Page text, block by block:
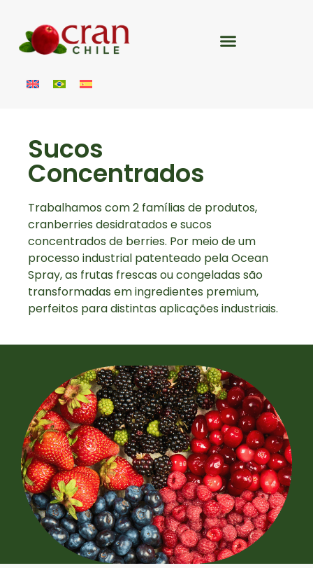
Sucos
Concentrados
Trabalhamos com 2 famílias de produtos,
cranberries desidratados e sucos
concentrados de berries. Por meio de um
processo industrial patenteado pela Ocean
Spray, as frutas frescas ou congeladas são
transformadas em ingredientes premium,
perfeitos para distintas aplicações industriais.